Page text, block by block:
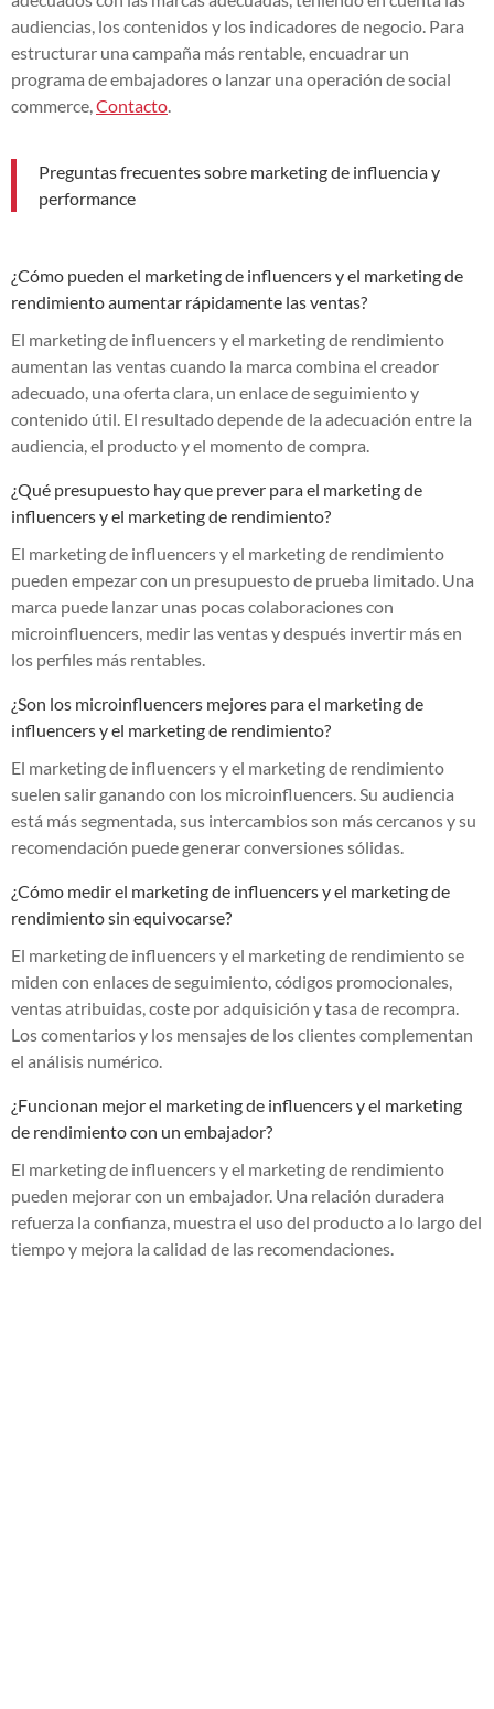
audiencias, los contenidos y los indicadores de negocio. Para
estructurar una campaña más rentable, encuadrar un
programa de embajadores o lanzar una operación de social
commerce, Contacto
Preguntas frecuentes sobre marketing de influencia y
performance
¿Cómo pueden el marketing de influencers y el marketing de
rendimiento aumentar rápidamente las ventas?
El marketing de influencers y el marketing de rendimiento
aumentan las ventas cuando la marca combina el creador
adecuado, una oferta clara, un enlace de seguimiento y
contenido útil. El resultado depende de la adecuación entre la
audiencia, el producto y el momento de compra.
¿Qué presupuesto hay que prever para el marketing de
influencers y el marketing de rendimiento?
El marketing de influencers y el marketing de rendimiento
pueden empezar con un presupuesto de prueba limitado. Una
marca puede lanzar unas pocas colaboraciones con
microinfluencers, medir las ventas y después invertir más en
los perfiles más rentables.
¿Son los microinfluencers mejores para el marketing de
influencers y el marketing de rendimiento?
El marketing de influencers y el marketing de rendimiento
suelen salir ganando con los microinfluencers. Su audiencia
está más segmentada, sus intercambios son más cercanos y su
recomendación puede generar conversiones sólidas.
¿Cómo medir el marketing de influencers y el marketing de
rendimiento sin equivocarse?
El marketing de influencers y el marketing de rendimiento se
miden con enlaces de seguimiento, códigos promocionales,
ventas atribuidas, coste por adquisición y tasa de recompra.
Los comentarios y los mensajes de los clientes complementan
el análisis numérico.
¿Funcionan mejor el marketing de influencers y el marketing
de rendimiento con un embajador?
El marketing de influencers y el marketing de rendimiento
pueden mejorar con un embajador. Una relación duradera
refuerza la confianza, muestra el uso del producto a lo largo del
tiempo y mejora la calidad de las recomendaciones.